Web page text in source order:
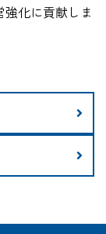
化に貢献しま